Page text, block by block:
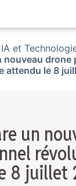
IA et
nouveau drone
attendu le 8
un
8 juillet